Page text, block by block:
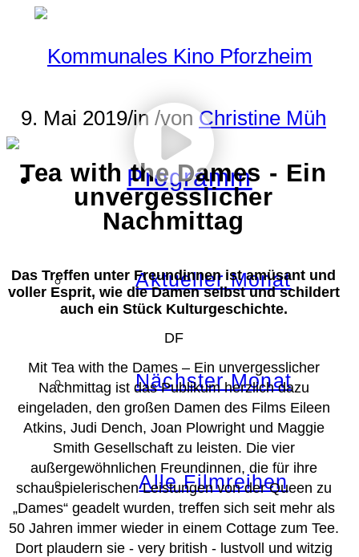
Programm
Aktueller Monat
Nächster Monat
Alle Filmreihen
9. Mai 2019/in /vonChristine Müh
Tea with the Dames - Ein
unvergesslicher
Nachmittag
Das Treffen unter Freundinnen ist amüsant und
voller Esprit, wie die Damen selbst und schildert
auch ein Stück Kulturgeschichte.
DF
Mit Tea with the Dames – Ein unvergesslicher
Nachmittag ist das Publikum herzlich dazu
eingeladen, den großen Damen des Films Eileen
Atkins, Judi Dench, Joan Plowright und Maggie
Smith Gesellschaft zu leisten. Die vier
außergewöhnlichen Freundinnen, die für ihre
schauspielerischen Leistungen von der Queen zu
„Dames“ geadelt wurden, treffen sich seit mehr als
50 Jahren immer wieder in einem Cottage zum Tee.
Dort plaudern sie - very british - lustvoll und witzig